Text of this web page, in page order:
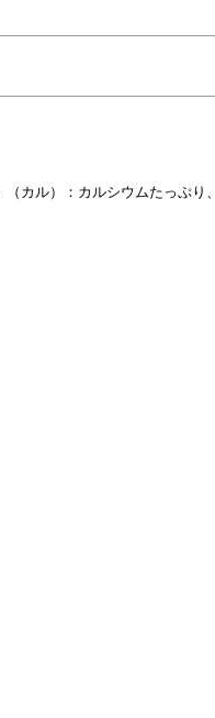
（カル）：カルシウムたっぷり、